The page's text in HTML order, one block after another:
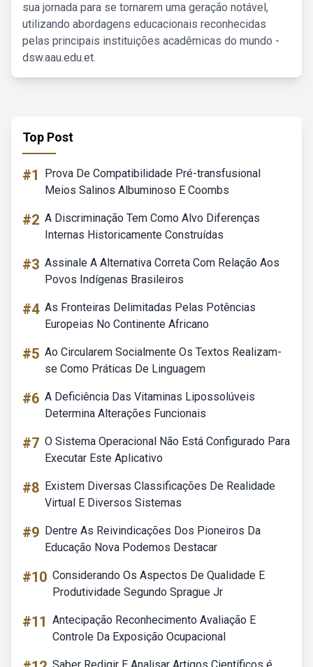
sua jornada para se tornarem uma geração notável,
utilizando abordagens educacionais reconhecidas
pelas principais instituições acadêmicas do mundo -
dsw.aau.edu.et.
Top Post
#1
Prova De Compatibilidade Pré-transfusional
Meios Salinos Albuminoso E Coombs
#2 A Discriminação Tem Como Alvo Diferenças
Internas Historicamente Construídas
#3 Assinale A Alternativa Correta Com Relação Aos
Povos Indígenas Brasileiros
#4 As Fronteiras Delimitadas Pelas Potências
Europeias No Continente Africano
#5 Ao Circularem Socialmente Os Textos Realizam-
se Como Práticas De Linguagem
#6 A Deficiência Das Vitaminas Lipossolúveis
Determina Alterações Funcionais
#7 O Sistema Operacional Não Está Configurado Para
Executar Este Aplicativo
#8 Existem Diversas Classificações De Realidade
Virtual E Diversos Sistemas
#9 Dentre As Reivindicações Dos Pioneiros Da
Educação Nova Podemos Destacar
#10 Considerando Os Aspectos De Qualidade E
Produtividade Segundo Sprague Jr
#11 Antecipação Reconhecimento Avaliação E
Controle Da Exposição Ocupacional